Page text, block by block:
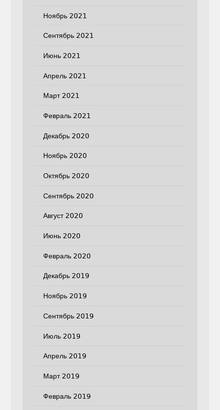
Ноябрь 2021
Сентябрь 2021
Июнь 2021
Апрель 2021
Март 2021
Февраль 2021
Декабрь 2020
Ноябрь 2020
Октябрь 2020
Сентябрь 2020
Август 2020
Июнь 2020
Февраль 2020
Декабрь 2019
Ноябрь 2019
Сентябрь 2019
Июль 2019
Апрель 2019
Март 2019
Февраль 2019